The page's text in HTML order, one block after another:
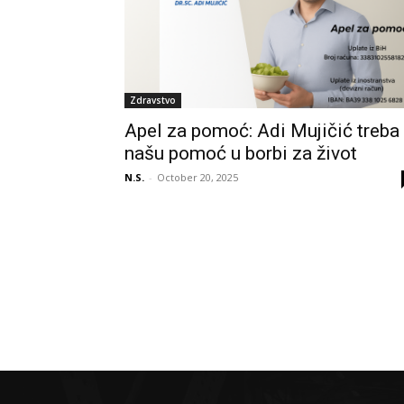
Zdravstvo
Apel za pomoć: Adi Mujičić treba
našu pomoć u borbi za život
N.S. - October 20, 2025